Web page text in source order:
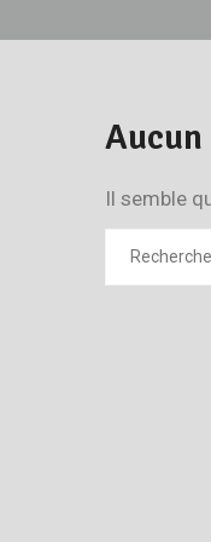
Il semble
Rechercher